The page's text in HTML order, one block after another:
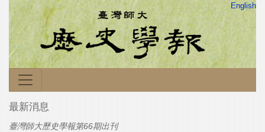
English
最新消息
臺灣師大歷史學報第66期出刊